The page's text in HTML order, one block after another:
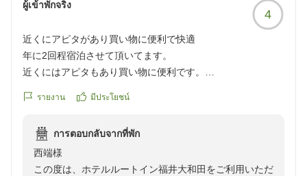
りいたします。
フロント 竹山
ผู้เข้าพักจริง
4
近くにアピタがあり買い物に便利で快適
年に2回程宿泊させて頂いてます。
近くにはアピタもあり買い物に便利です。
クチコミの詳細はこちらから
reviewId=33123478238121
รายงาน มีประโยชน์
การตอบกลับจากที่พัก
西端様
この度は、ホテルルートイン福井大和田をご利用いただ